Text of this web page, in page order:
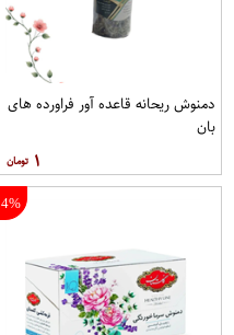
دمنوش ریحانه قاعده آور فراورده های
بان
۱
4%